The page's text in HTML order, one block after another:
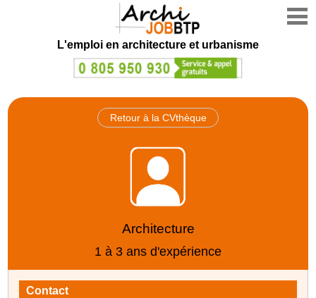
L'emploi en architecture et urbanisme
Retour à la CVthèque
Architecture
1 à 3 ans d'expérience
Contact